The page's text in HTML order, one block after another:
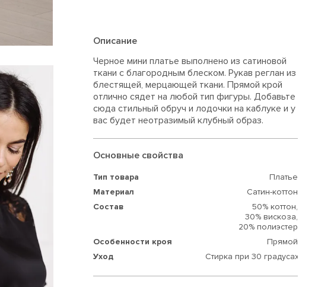
Описание
Черное мини платье выполнено из сатиновой
ткани с благородным блеском. Рукав реглан из
блестящей, мерцающей ткани. Прямой крой
отлично сядет на любой тип фигуры. Добавьте
сюда стильный обруч и лодочки на каблуке и у
вас будет неотразимый клубный образ.
Основные свойства
Тип товара
Платье
Материал
Сатин-коттон
Состав
50% коттон,
30% вискоза,
20% полиэстер
Особенности кроя
Прямой
Уход
Стирка при 30 градусах